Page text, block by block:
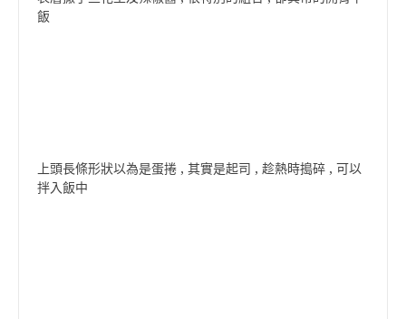
飯
上頭長條形狀以為是蛋捲 , 其實是起司 , 趁熱時搗碎 , 可以
拌入飯中